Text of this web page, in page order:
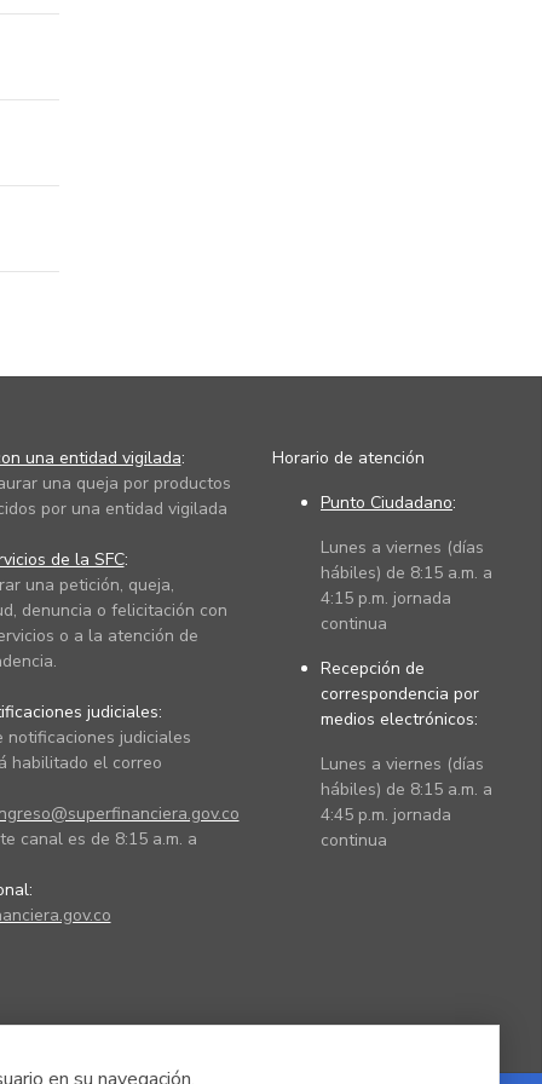
una entidad vigilada:
una queja por productos
por una entidad vigilada
de la SFC:
una petición, queja,
denuncia o felicitación con
o a la atención de
judiciales:
notificaciones judiciales
habilitado el correo
canal es de 8:15 a.m. a
Horario de atención
Punto Ciudadano:
Lunes a viernes (días
hábiles) de 8:15 a.m. a
4:15 p.m. jornada
continua
Recepción de
correspondencia por
medios electrónicos:
Lunes a viernes (días
hábiles) de 8:15 a.m. a
4:45 p.m. jornada
continua